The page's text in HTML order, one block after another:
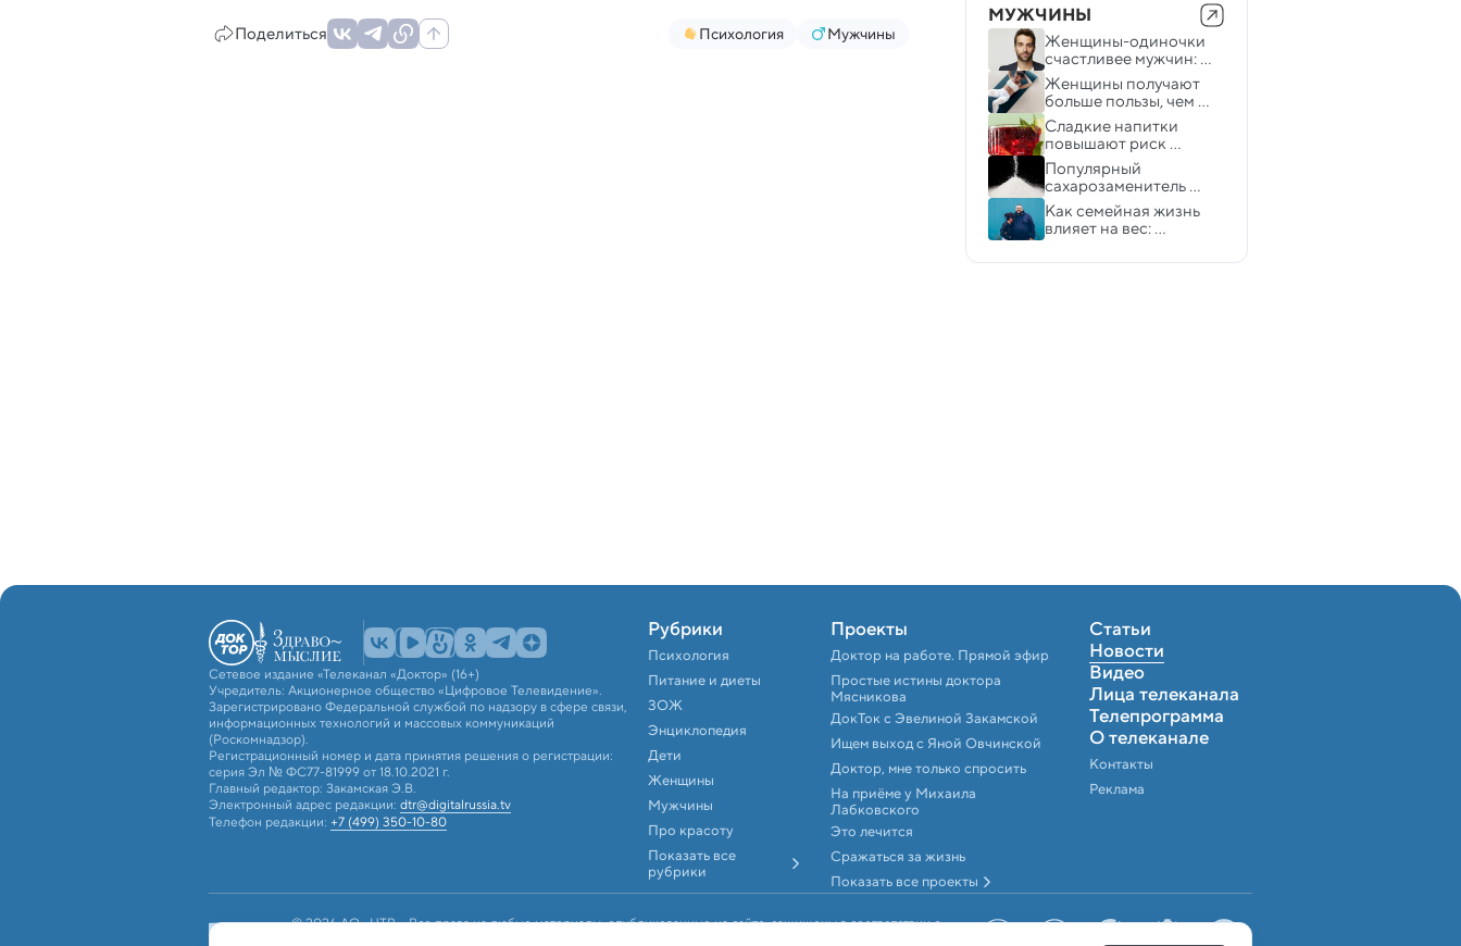
Поделиться Психология Мужчины
МУЖЧИНЫ
Женщины-одиночки
счастливее мужчин:
исследование
разрушает стереотипы
Женщины получают
больше пользы, чем
мужчины, при
одинаковом уровне
физической нагрузки
Сладкие напитки
повышают риск
выпадения волос
Популярный
сахарозаменитель
может влиять на
фертильность
Как семейная жизнь
влияет на вес:
Сетевое издание «Телеканал «Доктор» (16+)
Учредитель: Акционерное общество «Цифровое Телевидение».
Зарегистрировано Федеральной службой по надзору в сфере связи,
информационных технологий и массовых коммуникаций
(Роскомнадзор).
Регистрационный номер и дата принятия решения о регистрации:
серия Эл № ФС77-81999 от 18.10.2021 г.
Главный редактор: Закамская Э.В.
Электронный адрес редакции: dtr@digitalrussia.tv
Телефон редакции: +7 (499) 350-10-80
Рубрики
Психология
Питание и диеты
ЗОЖ
Энциклопедия
Дети
Женщины
Мужчины
Про красоту
Показать все
рубрики
Проекты
Доктор на работе. Прямой эфир
Простые истины доктора
Мясникова
ДокТок с Эвелиной Закамской
Ищем выход с Яной Овчинской
Доктор, мне только спросить
На приёме у Михаила
Лабковского
Это лечится
Сражаться за жизнь
Показать все проекты
Статьи
Новости
Видео
Лица телеканала
Телепрограмма
О телеканале
Контакты
Реклама
© 2026 АО «ЦТВ». Все права на любые материалы, опубликованные на сайте, защищены в соответствии с